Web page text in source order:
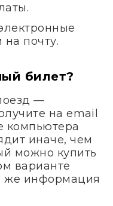
почту.
билет?
—
на email
компьютера
иначе, чем
можно купить
варианте
же информация